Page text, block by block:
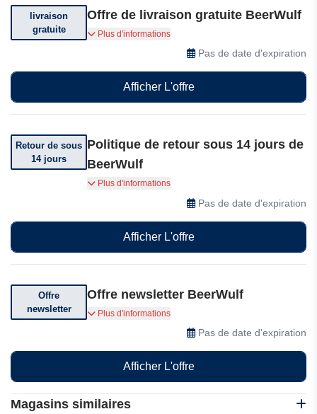
Magasins similaires
livraison
gratuite
Offre de livraison gratuite BeerWulf
Livraison offerte sur votre commande.
Conditions générales applicables.
Plus d'informations
Pas de date d'expiration
Afficher L'offre
Retour de sous
14 jours
Politique de retour sous 14 jours de
BeerWulf
Vous pouvez retourner votre commande sous 14
Plus d'informations
Pas de date d'expiration
Afficher L'offre
Offre
newsletter
Offre newsletter BeerWulf
Abonnez-vous et bénéficiez de réductions
Plus d'informations
Pas de date d'expiration
Afficher L'offre